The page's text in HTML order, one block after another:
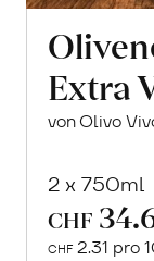
Extra
von Olivo
2 x 750ml
CHF
CHF 2.31 pro